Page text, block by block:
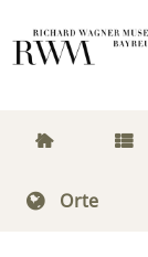
Orte